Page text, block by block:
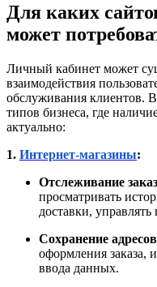
Для каких
может
Личный кабинет может
взаимодействия
обслуживания клиентов.
типов бизнеса, где
актуально:
1. Интернет-магазины:
Отслеживание
просматривать
доставки,
Сохранение
оформления заказа,
ввода данных.